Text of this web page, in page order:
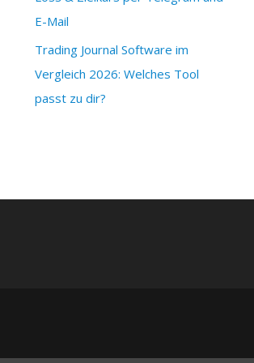
E-Mail
Trading Journal Software im
Vergleich 2026: Welches Tool
passt zu dir?